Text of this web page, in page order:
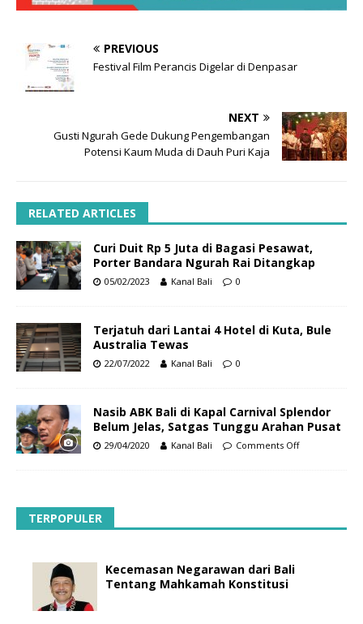
PREVIOUS
Festival Film Perancis Digelar di Denpasar
NEXT
Gusti Ngurah Gede Dukung Pengembangan
Potensi Kaum Muda di Dauh Puri Kaja
RELATED ARTICLES
Curi Duit Rp 5 Juta di Bagasi Pesawat,
Porter Bandara Ngurah Rai Ditangkap
05/02/2023 Kanal Bali 0
Terjatuh dari Lantai 4 Hotel di Kuta, Bule
Australia Tewas
22/07/2022 Kanal Bali 0
Nasib ABK Bali di Kapal Carnival Splendor
Belum Jelas, Satgas Tunggu Arahan Pusat
29/04/2020 Kanal Bali Comments Off
TERPOPULER
Kecemasan Negarawan dari Bali
Tentang Mahkamah Konstitusi